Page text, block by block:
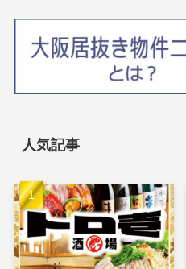
人気記事